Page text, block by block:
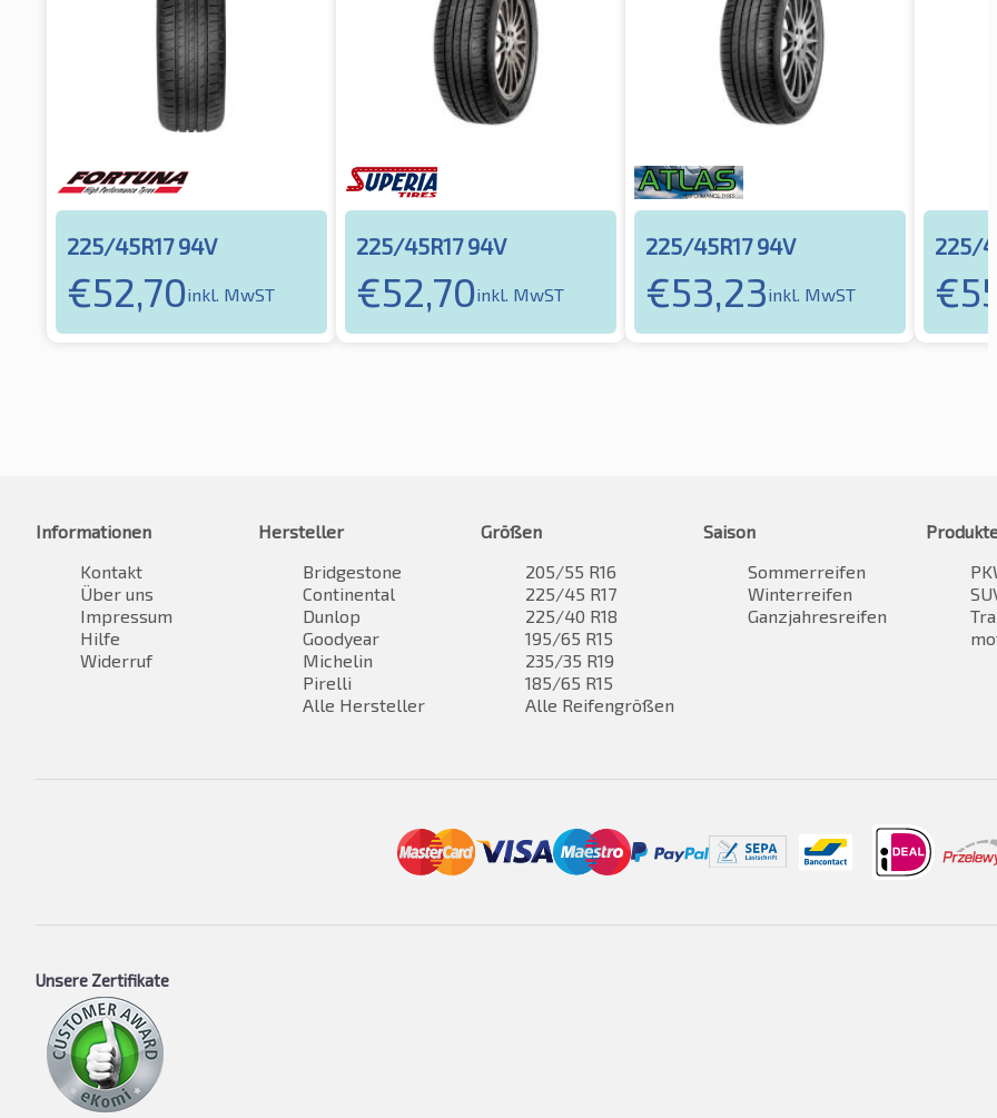
225/45R17 94V
€52,70inkl. MwST
225/45R17 94V
€52,70inkl. MwST
225/45R17 94V
€53,23inkl. MwST
225/
€
Informationen
Kontakt
Über uns
Impressum
Hilfe
Widerruf
Hersteller
Bridgestone
Continental
Dunlop
Goodyear
Michelin
Pirelli
Alle Hersteller
Größen
205/55 R16
225/45 R17
225/40 R18
195/65 R15
235/35 R19
185/65 R15
Alle Reifengrößen
Saison
Sommerreifen
Winterreifen
Ganzjahresreifen
Unsere Zertifikate